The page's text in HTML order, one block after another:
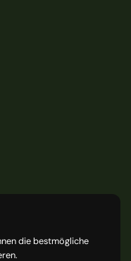
die bestmögliche